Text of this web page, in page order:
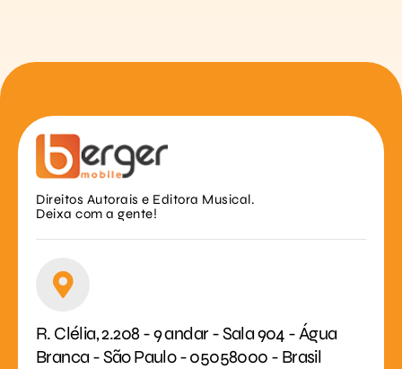
Direitos Autorais e Editora Musical.
Deixa com a gente!
R. Clélia, 2.208 - 9 andar - Sala 904 - Água
Branca - São Paulo - 05058000 - Brasil